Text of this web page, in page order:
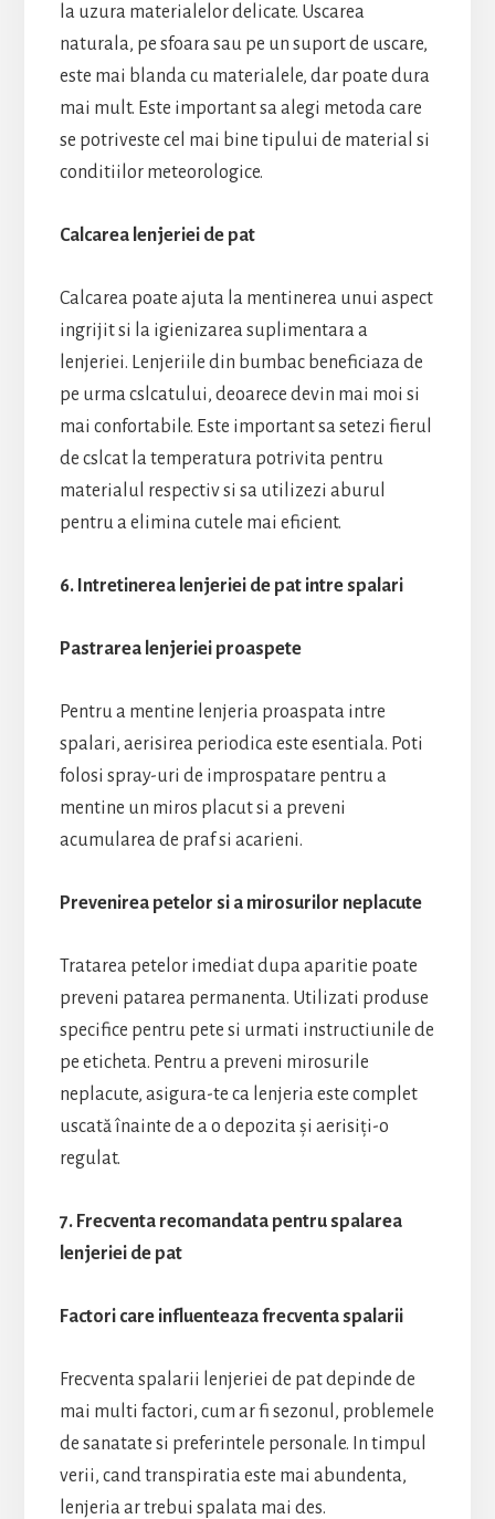
la uzura materialelor delicate. Uscarea
naturala, pe sfoara sau pe un suport de uscare,
este mai blanda cu materialele, dar poate dura
mai mult. Este important sa alegi metoda care
se potriveste cel mai bine tipului de material si
conditiilor meteorologice.
Calcarea lenjeriei de pat
Calcarea poate ajuta la mentinerea unui aspect
ingrijit si la igienizarea suplimentara a
lenjeriei. Lenjeriile din bumbac beneficiaza de
pe urma cslcatului, deoarece devin mai moi si
mai confortabile. Este important sa setezi fierul
de cslcat la temperatura potrivita pentru
materialul respectiv si sa utilizezi aburul
pentru a elimina cutele mai eficient.
6. Intretinerea lenjeriei de pat intre spalari
Pastrarea lenjeriei proaspete
Pentru a mentine lenjeria proaspata intre
spalari, aerisirea periodica este esentiala. Poti
folosi spray-uri de improspatare pentru a
mentine un miros placut si a preveni
acumularea de praf si acarieni.
Prevenirea petelor si a mirosurilor neplacute
Tratarea petelor imediat dupa aparitie poate
preveni patarea permanenta. Utilizati produse
specifice pentru pete si urmati instructiunile de
pe eticheta. Pentru a preveni mirosurile
neplacute, asigura-te ca lenjeria este complet
uscată înainte de a o depozita și aerisiți-o
regulat.
7. Frecventa recomandata pentru spalarea
lenjeriei de pat
Factori care influenteaza frecventa spalarii
Frecventa spalarii lenjeriei de pat depinde de
mai multi factori, cum ar fi sezonul, problemele
de sanatate si preferintele personale. In timpul
verii, cand transpiratia este mai abundenta,
lenjeria ar trebui spalata mai des.